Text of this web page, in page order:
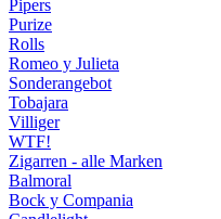
Pipers
Purize
Rolls
Romeo y Julieta
Sonderangebot
Tobajara
Villiger
WTF!
Zigarren - alle Marken
Balmoral
Bock y Compania